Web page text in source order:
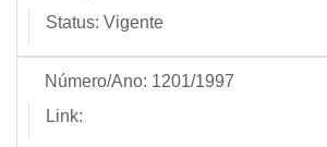
Status: Vigente
Número/Ano: 1201/1997
Link: